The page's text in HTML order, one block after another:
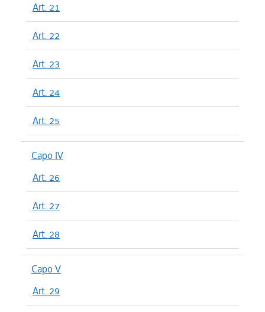
Art. 21
Art. 22
Art. 23
Art. 24
Art. 25
Capo IV
Art. 26
Art. 27
Art. 28
Capo V
Art. 29